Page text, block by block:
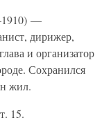
—
дирижер,
и организатор
Сохранился
жил.
15.